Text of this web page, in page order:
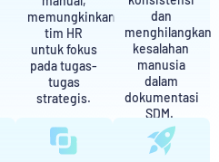
memungkinkan
tim HR
untuk fokus
pada tugas-
tugas
strategis.
dan
menghilangkan
kesalahan
manusia
dalam
dokumentasi
SDM.